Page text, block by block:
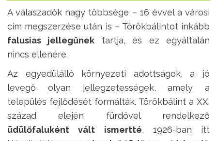
A válaszadók nagy többsége – 16 évvel a városi
cím megszerzése után is – Törökbálintot inkább
falusias jellegűnek tartja, és ez egyáltalán
nincs ellenére.
Az egyedülálló környezeti adottságok, a jó
levegő olyan jellegzetességek, amely a
település fejlődését formálták. Törökbálint a XX.
század elején fürdővel rendelkező
üdülőfaluként vált ismertté, 1926-ban itt